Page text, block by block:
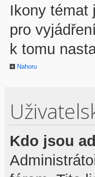
Ikony témat
pro
k tomu
Nahoru
Kdo jsou